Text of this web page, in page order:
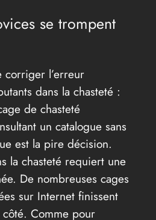
se trompent
corriger l’erreur
dans la chasteté :
de chasteté
un catalogue sans
est la pire décision.
la chasteté requiert une
De nombreuses cages
sur Internet finissent
Comme pour